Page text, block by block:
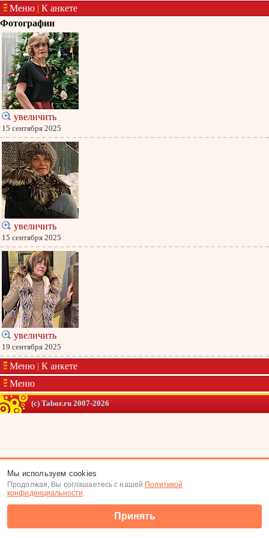
Меню | К анкете
Фотографии
увеличить
15 сентября 2025
увеличить
15 сентября 2025
увеличить
19 сентября 2025
Меню | К анкете
Меню
(c) Tabor.ru 2007-2026
Мы используем cookies
Продолжая, Вы соглашаетесь с нашей Политикой
конфиденциальности.
Принять